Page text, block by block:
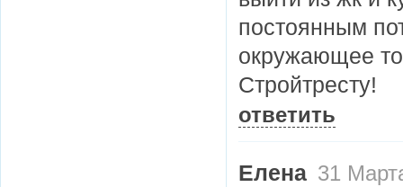
постоянным
окружающее
Стройтресту!
ответить
Елена 31